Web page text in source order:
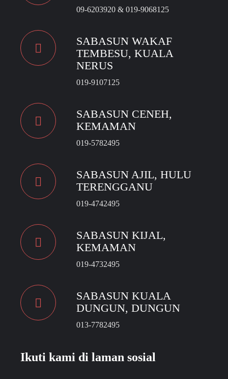
09-6203920 & 019-9068125
SABASUN WAKAF
TEMBESU, KUALA
NERUS
019-9107125
SABASUN CENEH,
KEMAMAN
019-5782495
SABASUN AJIL, HULU
TERENGGANU
019-4742495
SABASUN KIJAL,
KEMAMAN
019-4732495
SABASUN KUALA
DUNGUN, DUNGUN
013-7782495
Ikuti kami di laman sosial